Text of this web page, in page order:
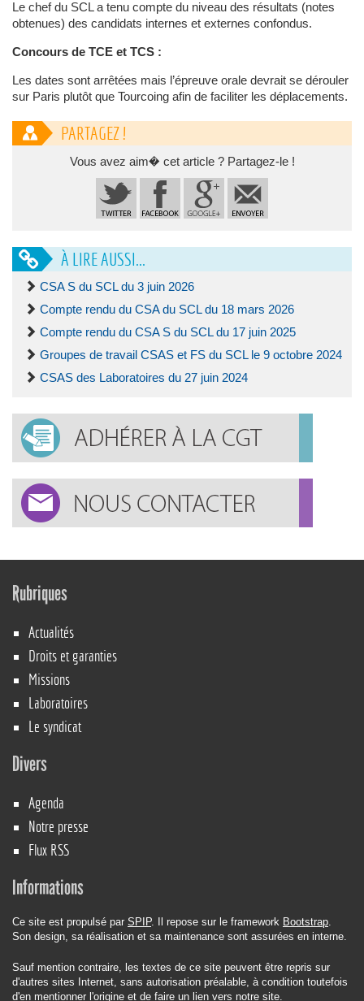
Le chef du SCL a tenu compte du niveau des résultats (notes
obtenues) des candidats internes et externes confondus.
Concours de TCE et TCS :
Les dates sont arrêtées mais l’épreuve orale devrait se dérouler
sur Paris plutôt que Tourcoing afin de faciliter les déplacements.
PARTAGEZ !
Vous avez aim� cet article ? Partagez-le !
À LIRE AUSSI...
CSA S du SCL du 3 juin 2026
Compte rendu du CSA du SCL du 18 mars 2026
Compte rendu du CSA S du SCL du 17 juin 2025
Groupes de travail CSAS et FS du SCL le 9 octobre 2024
CSAS des Laboratoires du 27 juin 2024
Rubriques
Actualités
Droits et garanties
Missions
Laboratoires
Le syndicat
Divers
Agenda
Notre presse
Flux RSS
Informations
Ce site est propulsé par SPIP. Il repose sur le framework Bootstrap.
Son design, sa réalisation et sa maintenance sont assurées en interne.
Sauf mention contraire, les textes de ce site peuvent être repris sur
d'autres sites Internet, sans autorisation préalable, à condition toutefois
d'en mentionner l'origine et de faire un lien vers notre site.